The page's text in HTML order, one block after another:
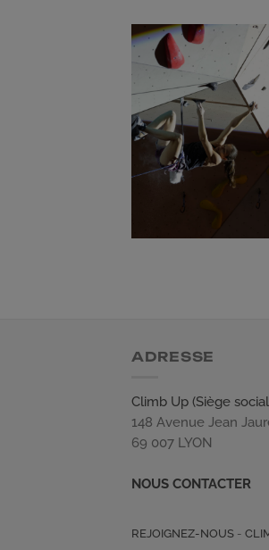
ADRESSE
Climb Up (Siège
148 Avenue Jean
69 007 LYON
NOUS CONTACTER
REJOIGNEZ-NOUS -